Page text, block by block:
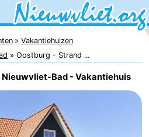
Vakantiehuizen
Oostburg - Strand ...
Bad - Vakantiehuis